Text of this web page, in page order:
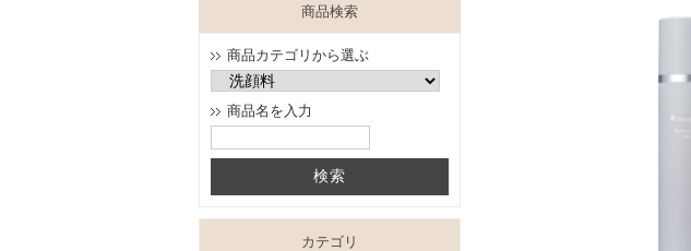
商品検索
商品カテゴリから選ぶ
商品名を入力
カテゴリ